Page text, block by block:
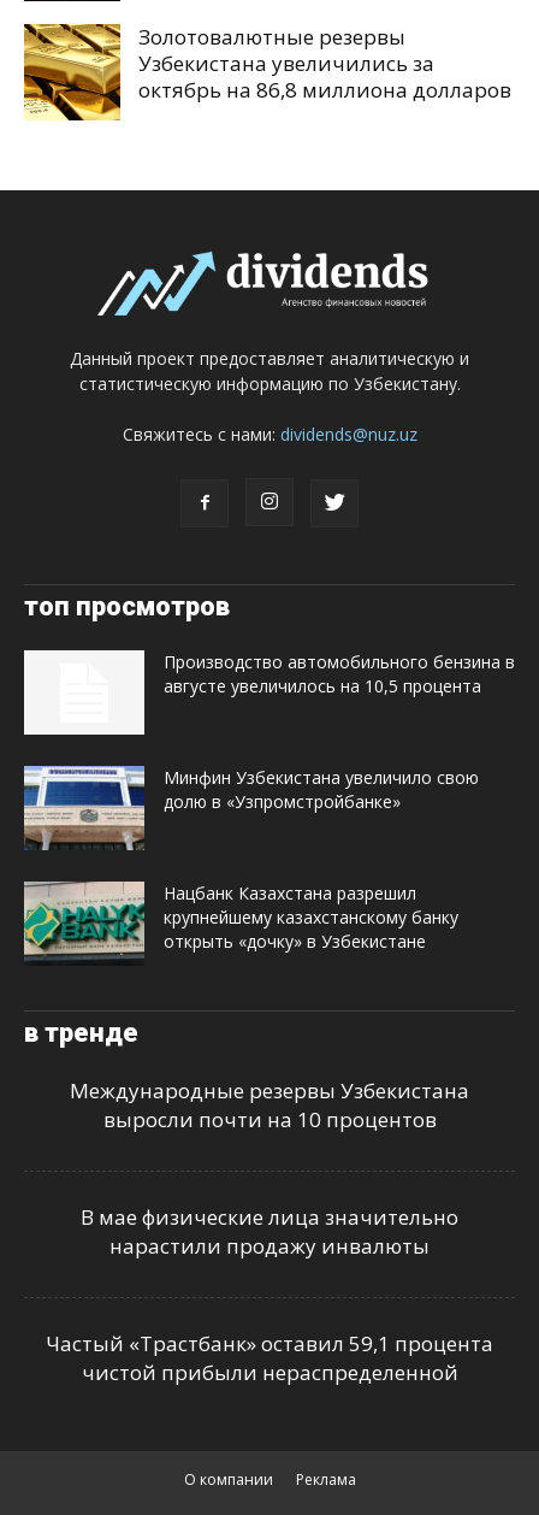
Золотовалютные резервы
Узбекистана увеличились за
октябрь на 86,8 миллиона долларов
Данный проект предоставляет аналитическую и
статистическую информацию по Узбекистану.
Свяжитесь с нами: dividends@nuz.uz
топ просмотров
Производство автомобильного бензина в
августе увеличилось на 10,5 процента
Минфин Узбекистана увеличило свою
долю в «Узпромстройбанке»
Нацбанк Казахстана разрешил
крупнейшему казахстанскому банку
открыть «дочку» в Узбекистане
в тренде
Международные резервы Узбекистана
выросли почти на 10 процентов
В мае физические лица значительно
нарастили продажу инвалюты
Частый «Трастбанк» оставил 59,1 процента
чистой прибыли нераспределенной
О компании Реклама